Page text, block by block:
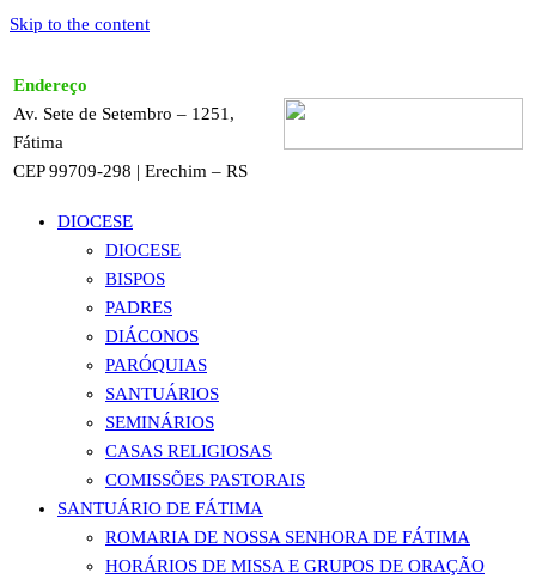
Skip to the content
Endereço
Av. Sete de Setembro – 1251,
Fátima
CEP 99709-298 | Erechim – RS
DIOCESE
DIOCESE
BISPOS
PADRES
DIÁCONOS
PARÓQUIAS
SANTUÁRIOS
SEMINÁRIOS
CASAS RELIGIOSAS
COMISSÕES PASTORAIS
SANTUÁRIO DE FÁTIMA
ROMARIA DE NOSSA SENHORA DE FÁTIMA
HORÁRIOS DE MISSA E GRUPOS DE ORAÇÃO